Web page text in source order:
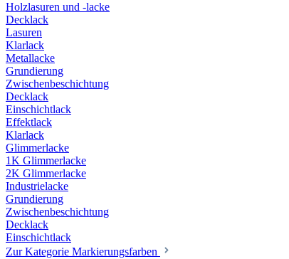
Holzlasuren und -lacke
Decklack
Lasuren
Klarlack
Metallacke
Grundierung
Zwischenbeschichtung
Decklack
Einschichtlack
Effektlack
Klarlack
Glimmerlacke
1K Glimmerlacke
2K Glimmerlacke
Industrielacke
Grundierung
Zwischenbeschichtung
Decklack
Einschichtlack
Zur Kategorie Markierungsfarben